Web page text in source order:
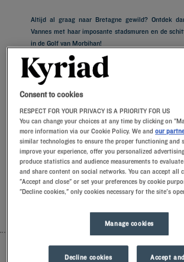
Altijd al graag naar Bretagne gewild? Ontdek
Vannes met haar imposante stadsmuren en de
in de Golf van Morbihan!
Onze hotels in Vannes
Verwen uzelf – probeer onze Kyriad-hotels
aankomst zullen onze medewerkers u met
begroeten en verwelkomen met kleine
gebaren.U zult het unieke comfort van
traagschuim ontdekken.En proef het
dag goed te beginnen.Trakteer uzelf op
ontbijt… Minstens twee goede redenen om
KAART
Consent to cookies
RESPECT FOR YOUR PRIVACY IS A PRIORITY FOR US
You can change your choices at any time by clicking on
more information via our Cookie Policy. We andour
similar technologies to ensure the proper functioning and
improve your experience, offer you personalized
produce statistics and audience measurements to
and share content on social networks. You can accept all
"Accept and close" or set your preferences by cookie
"Decline cookies," only cookies necessary for the site's
Manage cookies
Decline cookies Accept